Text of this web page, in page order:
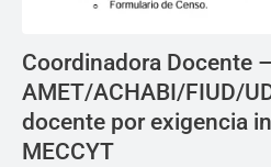
Coordinadora Docente –
AMET/ACHABI/FIUD/
docente por exigencia
MECCYT